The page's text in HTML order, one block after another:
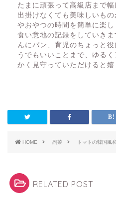
たまに頑張って高級店まで
出掛けなくても美味しいも
やおやつの時間を簡単に楽
食い意地の記録をしていき
んにパン、育児のちょっと
うでもいいことまで、ゆる
かく見守っていただけると嬉
HOME 副菜 トマトの韓国風
RELATED POST